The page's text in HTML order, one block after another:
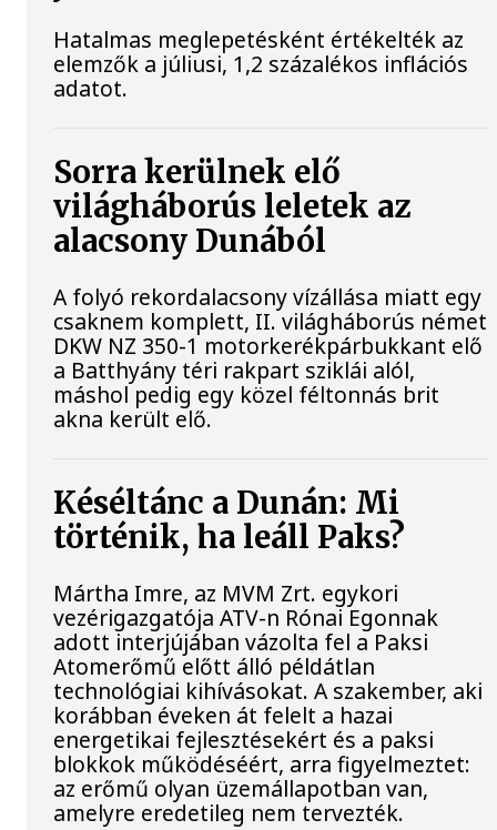
Hatalmas meglepetésként értékelték az
elemzők a júliusi, 1,2 százalékos inflációs
adatot.
Sorra kerülnek elő
világháborús leletek az
alacsony Dunából
A folyó rekordalacsony vízállása miatt egy
csaknem komplett, II. világháborús német
DKW NZ 350-1 motorkerékpárbukkant elő
a Batthyány téri rakpart sziklái alól,
máshol pedig egy közel féltonnás brit
akna került elő.
Késéltánc a Dunán: Mi
történik, ha leáll Paks?
Mártha Imre, az MVM Zrt. egykori
vezérigazgatója ATV-n Rónai Egonnak
adott interjújában vázolta fel a Paksi
Atomerőmű előtt álló példátlan
technológiai kihívásokat. A szakember, aki
korábban éveken át felelt a hazai
energetikai fejlesztésekért és a paksi
blokkok működéséért, arra figyelmeztet:
az erőmű olyan üzemállapotban van,
amelyre eredetileg nem tervezték.